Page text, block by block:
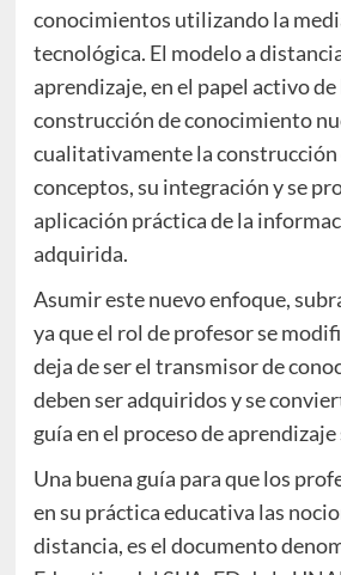
conocimientos utilizando la
tecnológica. El modelo a
aprendizaje, en el papel activo
construcción de conocimiento
cualitativamente la construcción
conceptos, su integración y se
aplicación práctica de la
adquirida.
Asumir este nuevo enfoque,
ya que el rol de profesor se
deja de ser el transmisor de
deben ser adquiridos y se
guía en el proceso de
Una buena guía para que los
en su práctica educativa las
distancia, es el documento